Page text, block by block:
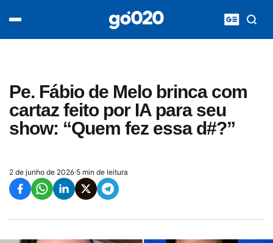
Pe. Fábio de Melo brinca com
cartaz feito por IA para seu
show: “Quem fez essa d#?”
2 de junho de 2026·5 min de leitura
acontece agora
entretenimento
vídeos
pod020